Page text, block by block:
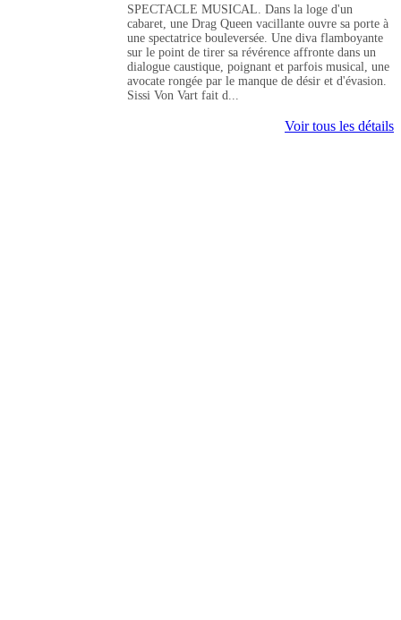
SPECTACLE MUSICAL. Dans la loge d'un
cabaret, une Drag Queen vacillante ouvre sa porte à
une spectatrice bouleversée. Une diva flamboyante
sur le point de tirer sa révérence affronte dans un
dialogue caustique, poignant et parfois musical, une
avocate rongée par le manque de désir et d'évasion.
Sissi Von Vart fait d...
Voir tous les détails